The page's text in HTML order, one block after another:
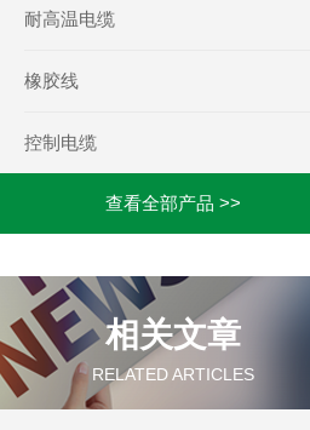
耐高温电缆
橡胶线
控制电缆
查看全部产品 >>
相关文章
RELATED ARTICLES